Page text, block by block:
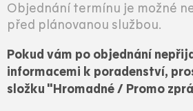
Objednání termínu je možné
před plánovanou službou.
Pokud vám po objednání
informacemi k poradenství,
složku "Hromadné / Promo